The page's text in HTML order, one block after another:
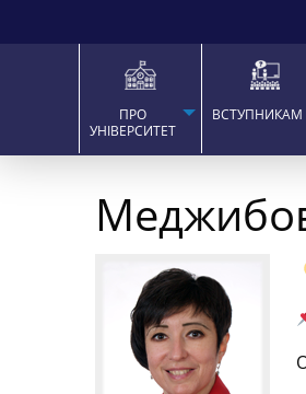
ПРО
УНІВЕРСИТЕТ
ВСТУПНИКАМ